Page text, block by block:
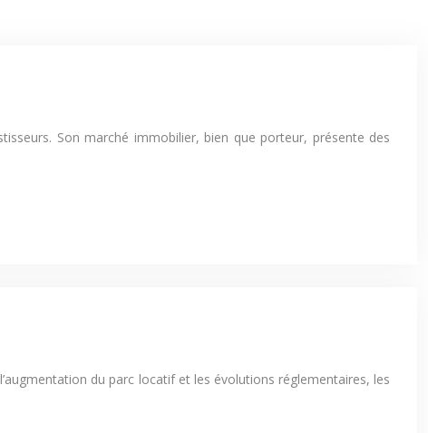
Son marché immobilier, bien que porteur, présente des
du parc locatif et les évolutions réglementaires, les